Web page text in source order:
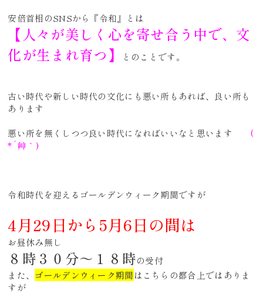
安倍首相のSNSから『令和』とは
【人々が美しく心を寄せ合う中で、文
化が生まれ育つ】
とのことです。
古い時代や新しい時代の文化にも悪い所もあれば、良い所も
あります
悪い所を無くしつつ良い時代になればいいなと思います (
*´艸｀)
令和時代を迎えるゴールデンウィーク期間ですが
4月29日から5月6日の間は
お昼休み無し
８時３０分～１８時の受付
また、 ゴールデンウィーク期間はこちらの都合上ではありま
すが